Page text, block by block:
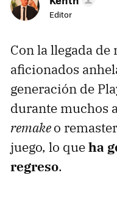
Editor
Con la llegada
aficionados
generación de
durante muchos
remakeo
juego, lo queha
regreso.